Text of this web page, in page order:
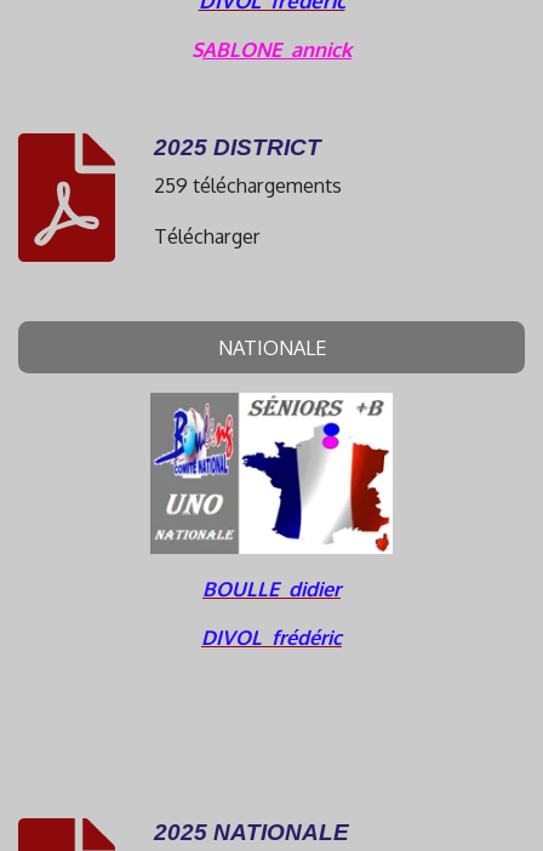
SABLONE annick
2025 DISTRICT
259 téléchargements
Télécharger
NATIONALE
BOULLE didier
DIVOL frédéric
2025 NATIONALE